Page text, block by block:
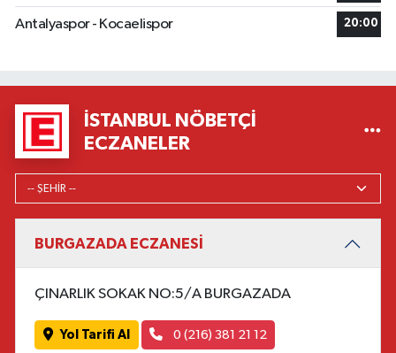
Antalyaspor - Kocaelispor 20:00
İSTANBUL NÖBETÇI
ECZANELER
BURGAZADA ECZANESİ
ÇINARLIK SOKAK NO:5/A BURGAZADA
Yol Tarifi Al 0 (216) 381 21 12